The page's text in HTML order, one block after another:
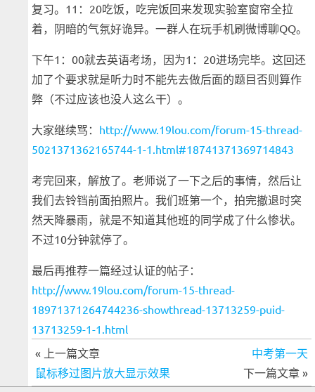
复习。11：20吃饭，吃完饭回来发现实验室窗帘全拉
着，阴暗的气氛好诡异。一群人在玩手机刷微博聊QQ。
下午1：00就去英语考场，因为1：20进场完毕。这回还
加了个要求就是听力时不能先去做后面的题目否则算作
弊（不过应该也没人这么干）。
大家继续骂： http://www.19lou.com/forum-15-thread-
5021371362165744-1-1.html#18741371369714843
考完回来，解放了。老师说了一下之后的事情，然后让
我们去铃铛前面拍照片。我们班第一个，拍完撤退时突
然天降暴雨，就是不知道其他班的同学成了什么惨状。
不过10分钟就停了。
最后再推荐一篇经过认证的帖子：
http://www.19lou.com/forum-15-thread-
18971371264744236-showthread-13713259-puid-
13713259-1-1.html
中考第一天
下一篇文章 »
« 上一篇文章
鼠标移过图片放大显示效果